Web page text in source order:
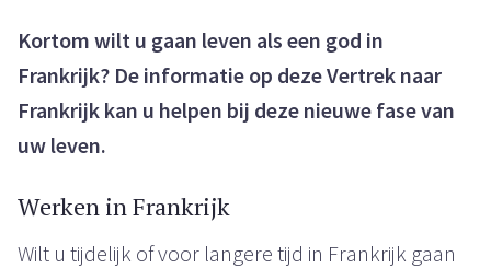
Kortom wilt u gaan leven als een god in
Frankrijk? De informatie op deze Vertrek naar
Frankrijk kan u helpen bij deze nieuwe fase van
uw leven.
Werken in Frankrijk
Wilt u tijdelijk of voor langere tijd in Frankrijk gaan